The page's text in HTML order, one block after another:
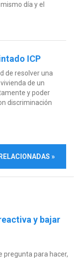
día y el
ICP
de resolver una
de un
y poder
discriminación
»
y bajar
pregunta para hacer,